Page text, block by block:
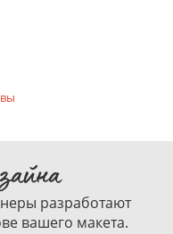
разработают
вашего макета.